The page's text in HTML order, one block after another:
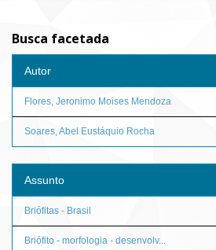
Busca facetada
Autor
Flores, Jeronimo Moises Mendoza
Soares, Abel Eustáquio Rocha
Assunto
Briófitas - Brasil
Briófito - morfologia - desenvolv...